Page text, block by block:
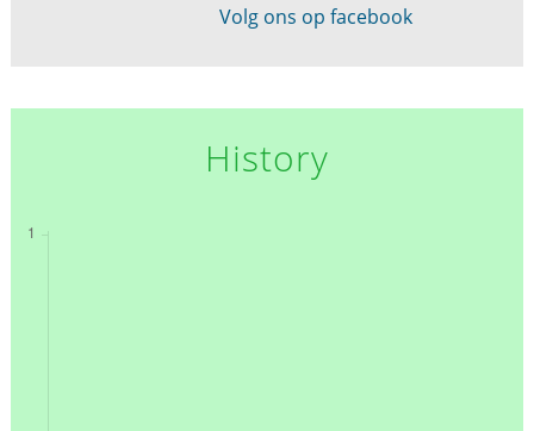
Volg ons op facebook
History